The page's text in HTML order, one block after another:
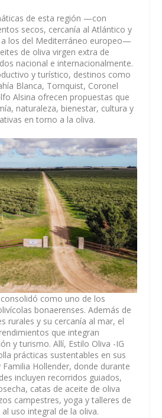
de esta región —con
secos, cercanía al Atlántico y
los del Mediterráneo europeo—
de oliva virgen extra de
nacional e internacionalmente.
y turístico, destinos como
Blanca, Tornquist, Coronel
Alsina ofrecen propuestas que
naturaleza, bienestar, cultura y
en torno a la oliva.
como uno de los
bonaerenses. Además de
rurales y su cercanía al mar, el
que integran
y turismo. Allí, Estilo Oliva -IG
prácticas sustentables en sus
Hollender, donde durante
incluyen recorridos guiados,
catas de aceite de oliva
campestres, yoga y talleres de
uso integral de la oliva.